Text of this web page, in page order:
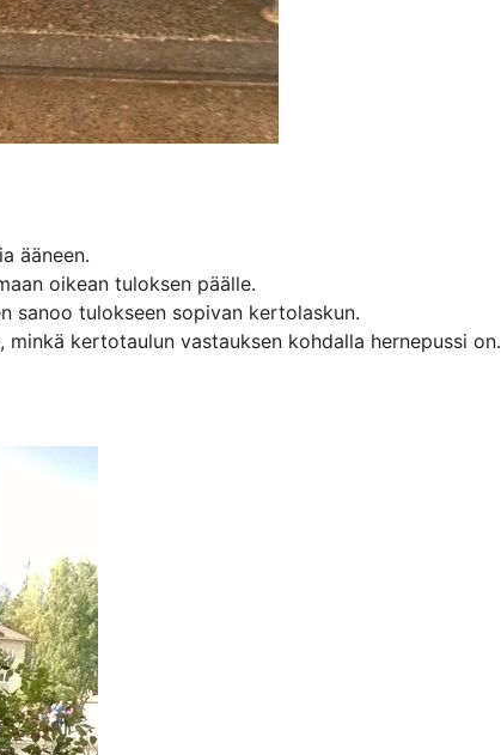
ääneen.
oikean tuloksen päälle.
sanoo tulokseen sopivan kertolaskun.
kertotaulun vastauksen kohdalla hernepussi on.